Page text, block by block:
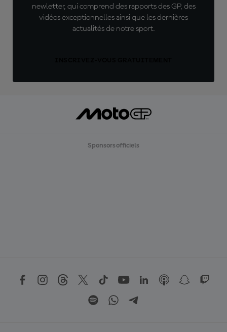
newletter, qui comprend des rapports des GP, des
vidéos exceptionnelles ainsi que les dernières
actualités de notre sport.
Sponsors officiels